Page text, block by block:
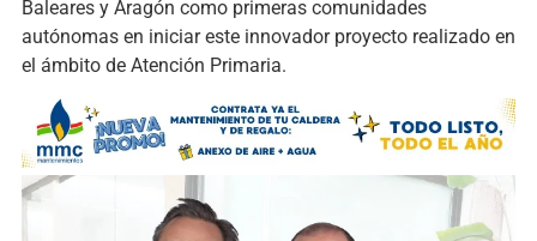
Baleares y Aragón como primeras comunidades
autónomas en iniciar este innovador proyecto realizado en
el ámbito de Atención Primaria.